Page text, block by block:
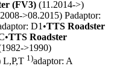
(FV3) (11.2014->)
>08.2015) Padaptor:
D1 •TTS Roadster
•TTS Roadster
>1990)
L,P,T 1)adaptor: A